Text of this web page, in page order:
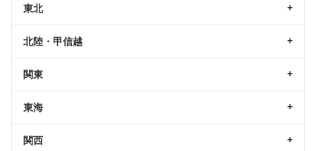
東北
北陸・甲信越
関東
東海
関西